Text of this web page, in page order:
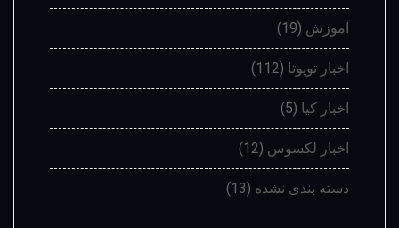
آموزش (19)
اخبار تویوتا (112)
اخبار کیا (5)
اخبار لکسوس (12)
دسته بندی نشده (13)